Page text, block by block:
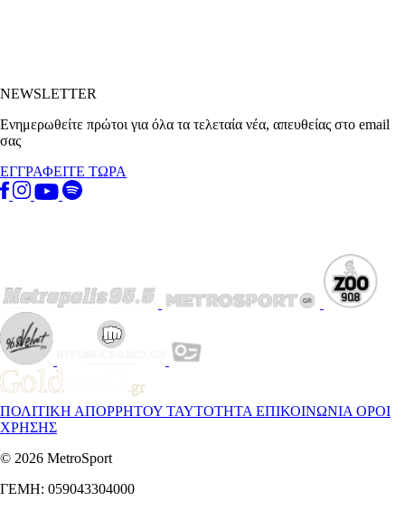
NEWSLETTER
Ενημερωθείτε πρώτοι για όλα τα τελεταία νέα, απευθείας στο email
σας
ΕΓΓΡΑΦΕΙΤΕ ΤΩΡΑ
ΠΟΛΙΤΙΚΗ ΑΠΟΡΡΗΤΟΥ ΤΑΥΤΟΤΗΤΑ ΕΠΙΚΟΙΝΩΝΙΑ ΟΡΟΙ
ΧΡΗΣΗΣ
© 2026 MetroSport
ΓΕΜΗ: 059043304000